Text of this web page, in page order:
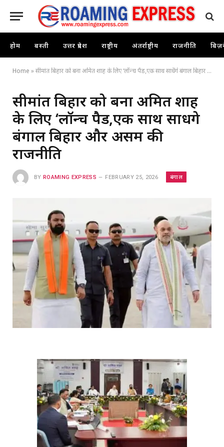
होम बस्ती उत्तर प्रदेश राष्ट्रीय अंतर्राष्ट्रीय राजनीति
Home »सीमांत बिहार को बना अमित शाह के लिए ‘लॉन्च पैड,एक साथ साधेंगे बंगाल बिहार और असम की राजनीति
सीमांत बिहार को बना अमित शाह
के लिए ‘लॉन्च पैड,एक साथ साधेंगे
बंगाल बिहार और असम की
राजनीति
BY ROAMING EXPRESS FEBRUARY 25, 2026 बंगाल